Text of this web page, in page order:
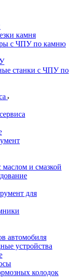
камня
с ЧПУ по камню
станки с ЧПУ по
маслом и смазкой
для
автомобиля
устройства
колодок